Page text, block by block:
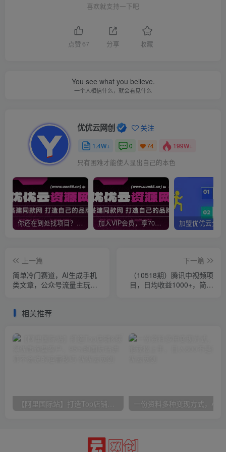
喜欢就支持一下吧
点赞 67 分享 收藏
You see what you believe.
一个人相信什么，就会看见什么
优优云网创 关注
1.4W+ 0 74 199W+
只有困难才能使人显出自己的本色
你还在到处找项目？还在当韭菜？我靠网创资源站一个月收入5万+，曾经我也是个失败者。 加入VIP会员，享70%的推广提成，免费学习多种网上创业课程，菜鸟秒变大神！
上一篇
简单冷门赛道，AI生成手机
类文章，公众号流量主玩
下一篇
（10518期）腾讯中视频项
目，日均收益1000+，简单
相关推荐